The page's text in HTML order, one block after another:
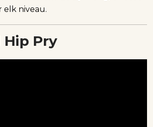
elk niveau.
Hip Pry